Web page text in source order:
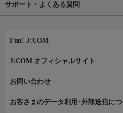
サポート・よくある質問
Fun! J:COM
J:COM オフィシャルサイト
お問い合わせ
お客さまのデータ利用･外部送信につ